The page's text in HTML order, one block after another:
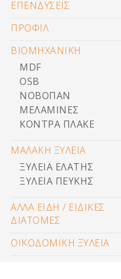
ΕΠΕΝΔΥΣΕΙΣ
ΠΡΟΦΙΛ
ΒΙΟΜΗΧΑΝΙΚΗ
MDF
OSB
ΝΟΒΟΠΑΝ
ΜΕΛΑΜΙΝΕΣ
ΚΟΝΤΡΑ ΠΛΑΚΕ
ΜΑΛΑΚΗ ΞΥΛΕΙΑ
ΞΥΛΕΙΑ ΕΛΑΤΗΣ
ΞΥΛΕΙΑ ΠΕΥΚΗΣ
ΑΛΛΑ ΕΙΔΗ / ΕΙΔΙΚΕΣ
ΔΙΑΤΟΜΕΣ
ΟΙΚΟΔΟΜΙΚΗ ΞΥΛΕΙΑ